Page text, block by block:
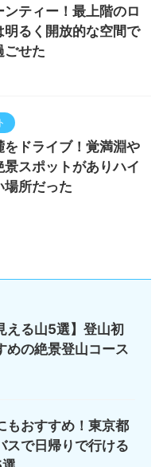
ンティー！最上階のロ
明るく開放的な空間で
ごせた
をドライブ！覚満淵や
スポットがありハイ
場所だった
える山5選】登山初
めの絶景登山コース
もおすすめ！東京都
スで日帰りで行ける